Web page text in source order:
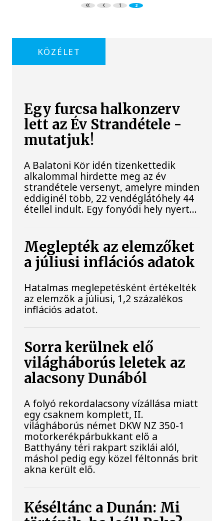
1 2
KÖZÉLET
Egy furcsa halkonzerv
lett az Év Strandétele -
mutatjuk!
A Balatoni Kör idén tizenkettedik
alkalommal hirdette meg az év
strandétele versenyt, amelyre minden
eddiginél több, 22 vendéglátóhely 44
étellel indult. Egy fonyódi hely nyert...
Meglepték az elemzőket
a júliusi inflációs adatok
Hatalmas meglepetésként értékelték
az elemzők a júliusi, 1,2 százalékos
inflációs adatot.
Sorra kerülnek elő
világháborús leletek az
alacsony Dunából
A folyó rekordalacsony vízállása miatt
egy csaknem komplett, II.
világháborús német DKW NZ 350-1
motorkerékpárbukkant elő a
Batthyány téri rakpart sziklái alól,
máshol pedig egy közel féltonnás brit
akna került elő.
Késéltánc a Dunán: Mi